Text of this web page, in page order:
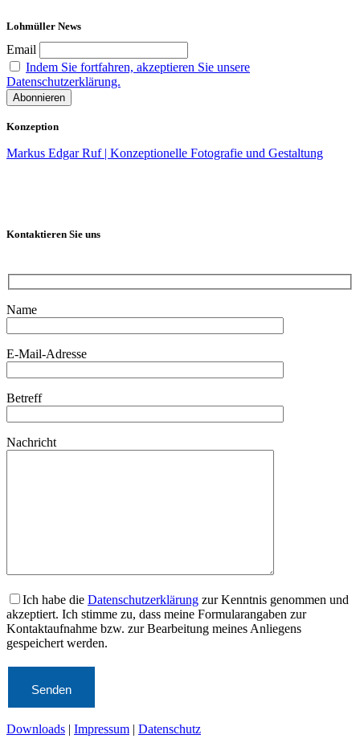
Lohmüller News
Email
Indem Sie fortfahren, akzeptieren Sie unsere
Datenschutzerklärung.
Konzeption
Markus Edgar Ruf | Konzeptionelle Fotografie und Gestaltung
Kontaktieren Sie uns
Name
E-Mail-Adresse
Betreff
Nachricht
Ich habe die Datenschutzerklärung zur Kenntnis genommen und
akzeptiert. Ich stimme zu, dass meine Formularangaben zur
Kontaktaufnahme bzw. zur Bearbeitung meines Anliegens
gespeichert werden.
Downloads | Impressum | Datenschutz